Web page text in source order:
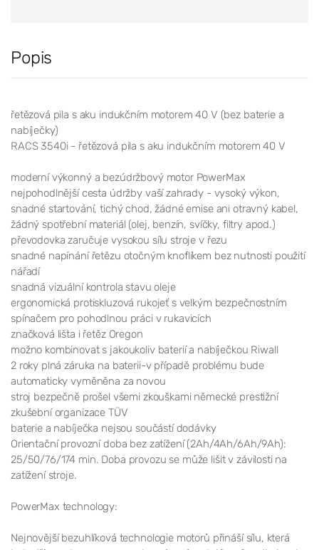
Popis
řetězová pila s aku indukčním motorem 40 V (bez baterie a
nabíječky)
RACS 3540i - řetězová pila s aku indukčním motorem 40 V
moderní výkonný a bezúdržbový motor PowerMax
nejpohodlnější cesta údržby vaší zahrady - vysoký výkon,
snadné startování, tichý chod, žádné emise ani otravný kabel,
žádný spotřební materiál (olej, benzín, svíčky, filtry apod.)
převodovka zaručuje vysokou sílu stroje v řezu
snadné napínání řetězu otočným knoflíkem bez nutnosti použití
nářadí
snadná vizuální kontrola stavu oleje
ergonomická protiskluzová rukojeť s velkým bezpečnostním
spínačem pro pohodlnou práci v rukavicích
značková lišta i řetěz Oregon
možno kombinovat s jakoukoliv baterií a nabíječkou Riwall
2 roky plná záruka na baterii-v případě problému bude
automaticky vyměněna za novou
stroj bezpečně prošel všemi zkouškami německé prestižní
zkušební organizace TÜV
baterie a nabíječka nejsou součástí dodávky
Orientační provozní doba bez zatížení (2Ah/4Ah/6Ah/9Ah):
25/50/76/174 min. Doba provozu se může lišit v závilosti na
zatížení stroje.
PowerMax technology:
Nejnovější bezuhlíková technologie motorů přináší sílu, která